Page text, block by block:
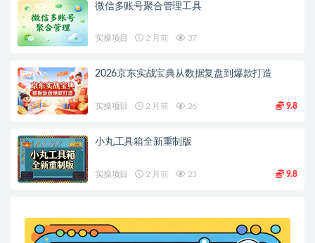
微信多账号聚合管理工具
实操项目 2 月前 37
2026京东实战宝典从数据复盘到爆款打造
实操项目 2 月前 26 9.8
小丸工具箱全新重制版
实操项目 2 月前 23 9.8